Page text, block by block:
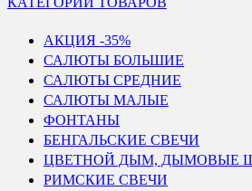
АКЦИЯ -35%
САЛЮТЫ БОЛЬШИЕ
САЛЮТЫ СРЕДНИЕ
САЛЮТЫ МАЛЫЕ
ФОНТАНЫ
БЕНГАЛЬСКИЕ СВЕЧИ
ЦВЕТНОЙ ДЫМ, ДЫМОВЫЕ
РИМСКИЕ СВЕЧИ